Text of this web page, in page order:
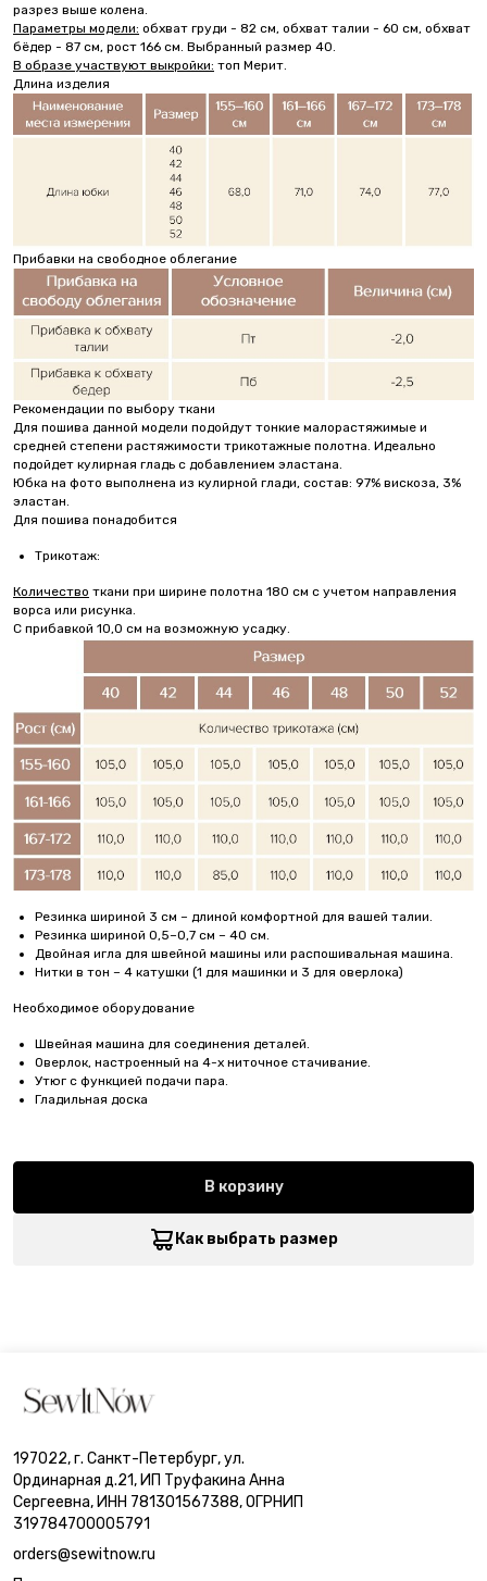
разрез выше колена.
Параметры модели: обхват груди - 82 см, обхват талии - 60 см, обхват
бёдер - 87 см, рост 166 см. Выбранный размер 40.
В образе участвуют выкройки: топ Мерит.
Длина изделия
Прибавки на свободное облегание
Рекомендации по выбору ткани
Для пошива данной модели подойдут тонкие малорастяжимые и
средней степени растяжимости трикотажные полотна. Идеально
подойдет кулирная гладь с добавлением эластана.
Юбка на фото выполнена из кулирной глади, состав: 97% вискоза, 3%
эластан.
Для пошива понадобится
Трикотаж:
Количество ткани при ширине полотна 180 см с учетом направления
ворса или рисунка.
С прибавкой 10,0 см на возможную усадку.
Резинка шириной 3 см – длиной комфортной для вашей талии.
Резинка шириной 0,5–0,7 см – 40 см.
Двойная игла для швейной машины или распошивальная машина.
Нитки в тон – 4 катушки (1 для машинки и 3 для оверлока)
Необходимое оборудование
Швейная машина для соединения деталей.
Оверлок, настроенный на 4-х ниточное стачивание.
Утюг с функцией подачи пара.
Гладильная доска
В корзину
Как выбрать размер
197022, г. Санкт-Петербург, ул.
Ординарная д.21, ИП Труфакина Анна
Сергеевна, ИНН 781301567388, ОГРНИП
319784700005791
orders@sewitnow.ru